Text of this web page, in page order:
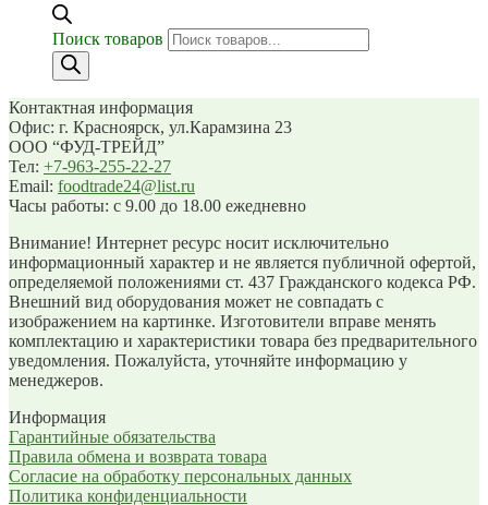
Поиск товаров
Контактная информация
Офис: г. Красноярск, ул.Карамзина 23
ООО “ФУД-ТРЕЙД”
Тел: +7-963-255-22-27
Email: foodtrade24@list.ru
Часы работы: с 9.00 до 18.00 ежедневно
Внимание! Интернет ресурс носит исключительно
информационный характер и не является публичной офертой,
определяемой положениями ст. 437 Гражданского кодекса РФ.
Внешний вид оборудования может не совпадать с
изображением на картинке. Изготовители вправе менять
комплектацию и характеристики товара без предварительного
уведомления. Пожалуйста, уточняйте информацию у
менеджеров.
Информация
Гарантийные обязательства
Правила обмена и возврата товара
Согласие на обработку персональных данных
Политика конфиденциальности